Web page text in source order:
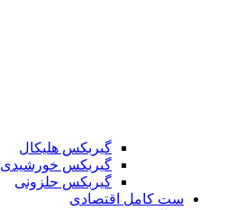
گیربکس هلیکال
گیربکس خورشیدی
گیربکس حلزونی
ست کامل اقتصادی